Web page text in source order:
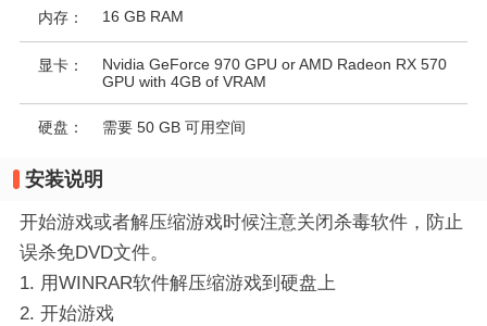
内存： 16 GB RAM
显卡：
Nvidia GeForce 970 GPU or AMD Radeon RX 570
GPU with 4GB of VRAM
硬盘： 需要 50 GB 可用空间
安装说明
开始游戏或者解压缩游戏时候注意关闭杀毒软件，防止
误杀免DVD文件。
1. 用WINRAR软件解压缩游戏到硬盘上
2. 开始游戏